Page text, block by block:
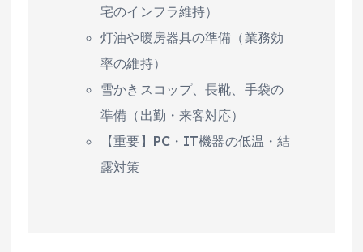
宅のインフラ維持）
灯油や暖房器具の準備（業務効
率の維持）
雪かきスコップ、長靴、手袋の
準備（出勤・来客対応）
【重要】PC・IT機器の低温・結
露対策